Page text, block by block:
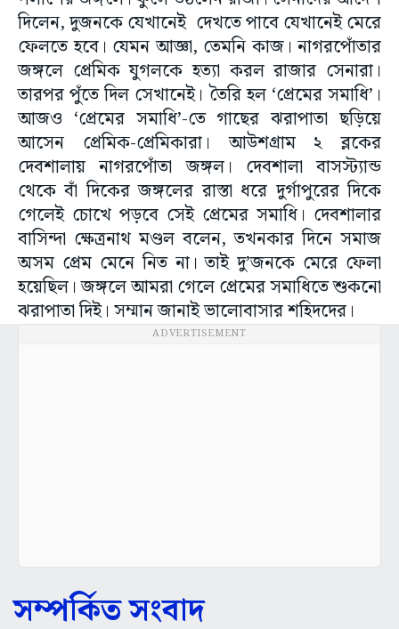
দিলেন, দুজনকে যেখানেই দেখতে পাবে যেখানেই মেরে
ফেলতে হবে। যেমন আজ্ঞা, তেমনি কাজ। নাগরপোঁতার
জঙ্গলে প্রেমিক যুগলকে হত্যা করল রাজার সেনারা।
তারপর পুঁতে দিল সেখানেই। তৈরি হল ‘প্রেমের সমাধি’।
আজও ‘প্রেমের সমাধি’-তে গাছের ঝরাপাতা ছড়িয়ে
আসেন প্রেমিক-প্রেমিকারা। আউশগ্রাম ২ ব্লকের
দেবশালায় নাগরপোঁতা জঙ্গল। দেবশালা বাসস্ট্যান্ড
থেকে বাঁ দিকের জঙ্গলের রাস্তা ধরে দুর্গাপুরের দিকে
গেলেই চোখে পড়বে সেই প্রেমের সমাধি। দেবশালার
বাসিন্দা ক্ষেত্রনাথ মণ্ডল বলেন, তখনকার দিনে সমাজ
অসম প্রেম মেনে নিত না। তাই দু’জনকে মেরে ফেলা
হয়েছিল। জঙ্গলে আমরা গেলে প্রেমের সমাধিতে শুকনো
ঝরাপাতা দিই। সম্মান জানাই ভালোবাসার শহিদদের।
ADVERTISEMENT
সম্পর্কিত সংবাদ